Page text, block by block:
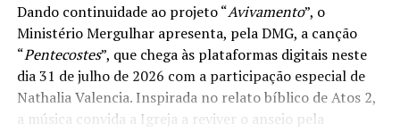
Dando continuidade ao projeto “Avivamento”, o
Ministério Mergulhar apresenta, pela DMG, a canção
“Pentecostes”, que chega às plataformas digitais neste
dia 31 de julho de 2026 com a participação especial de
Nathalia Valencia. Inspirada no relato bíblico de Atos 2,
a música convida a Igreja a reviver o anseio pela